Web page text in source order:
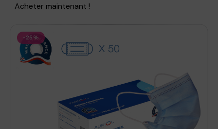
Acheter maintenant !
-25%